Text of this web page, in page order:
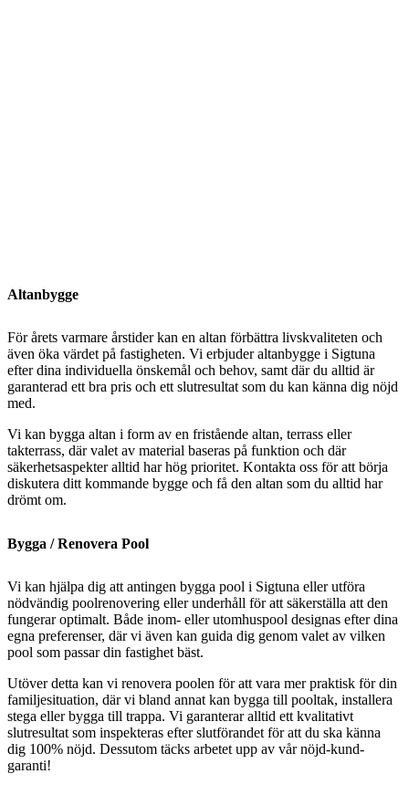
Altanbygge
För årets varmare årstider kan en altan förbättra livskvaliteten och
även öka värdet på fastigheten. Vi erbjuder altanbygge i Sigtuna
efter dina individuella önskemål och behov, samt där du alltid är
garanterad ett bra pris och ett slutresultat som du kan känna dig nöjd
med.
Vi kan bygga altan i form av en fristående altan, terrass eller
takterrass, där valet av material baseras på funktion och där
säkerhetsaspekter alltid har hög prioritet. Kontakta oss för att börja
diskutera ditt kommande bygge och få den altan som du alltid har
drömt om.
Bygga / Renovera Pool
Vi kan hjälpa dig att antingen bygga pool i Sigtuna eller utföra
nödvändig poolrenovering eller underhåll för att säkerställa att den
fungerar optimalt. Både inom- eller utomhuspool designas efter dina
egna preferenser, där vi även kan guida dig genom valet av vilken
pool som passar din fastighet bäst.
Utöver detta kan vi renovera poolen för att vara mer praktisk för din
familjesituation, där vi bland annat kan bygga till pooltak, installera
stega eller bygga till trappa. Vi garanterar alltid ett kvalitativt
slutresultat som inspekteras efter slutförandet för att du ska känna
dig 100% nöjd. Dessutom täcks arbetet upp av vår nöjd-kund-
garanti!